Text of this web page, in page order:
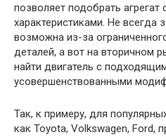
позволяет подобрать
характеристиками. Не всегда
возможна из-за
деталей, а вот на вторичном
найти двигатель с
усовершенствованными
Так, к примеру, для
как Toyota, Volkswagen, Ford,